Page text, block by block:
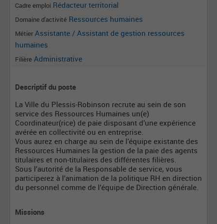
Cadre emploi Rédacteur territorial
Domaine d'activité Ressources humaines
Métier Assistante / Assistant de gestion ressources
humaines
Filière Administrative
Descriptif du poste
La Ville du Plessis-Robinson recrute au sein de son
service des Ressources Humaines un(e)
Coordinateur(rice) de paie disposant d’une expérience
avérée en collectivité ou en entreprise.
Vous aurez en charge au sein de l’équipe existante des
Ressources Humaines la gestion de la paie des agents
titulaires et non-titulaires des différentes filières.
Sous l’autorité de la Responsable de service, vous
participerez à l’animation de la politique RH en direction
du personnel comme de l’équipe de Direction générale.
Missions